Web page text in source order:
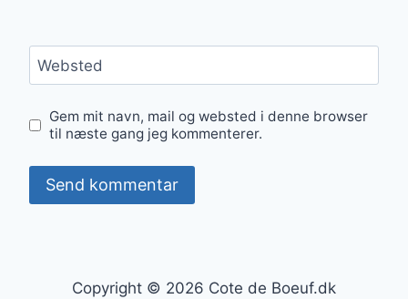
Websted
Gem mit navn, mail og websted i denne browser
til næste gang jeg kommenterer.
Copyright © 2026 Cote de Boeuf.dk